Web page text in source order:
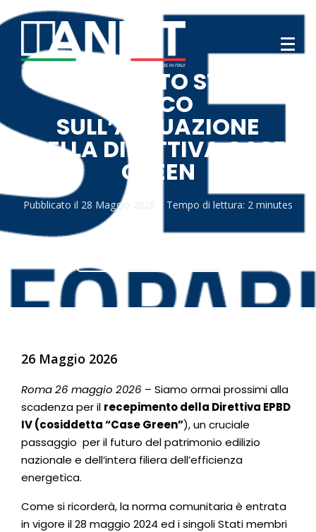
COMUNICATO STAMPA
FINCO
SULL’ATTUAZIONE
DELLA DIRETTIVA CASE
GREEN
Pubblicato il 28 Maggio 2026 Tempo di lettura: 2 minutes
26 Maggio 2026
Roma 26 maggio 2026 – Siamo ormai prossimi alla
scadenza per il recepimento della Direttiva EPBD
IV (cosiddetta “Case Green”), un cruciale
passaggio per il futuro del patrimonio edilizio
nazionale e dell’intera filiera dell’efficienza
energetica.
Come si ricorderà, la norma comunitaria è entrata
in vigore il 28 maggio 2024 ed i singoli Stati membri